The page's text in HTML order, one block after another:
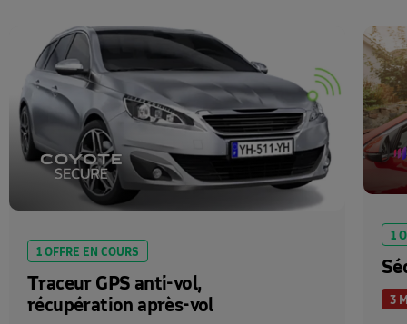
1 OFFRE EN COURS
Traceur GPS anti-vol,
récupération après-vol
1
3